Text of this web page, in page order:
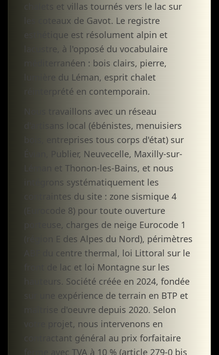
chalets et villas tournés vers le lac sur
les coteaux de Gavot. Le registre
esthétique est résolument alpin et
lacustre, à l'opposé du vocabulaire
méditerranéen : bois clairs, pierre,
lumière du Léman, esprit chalet
réinterprété en contemporain.
Nous travaillons avec un réseau
d'artisans local (ébénistes, menuisiers
bois, entreprises tous corps d'état) sur
Évian, Publier, Neuvecelle, Maxilly-sur-
Léman et Thonon-les-Bains, et nous
intégrons systématiquement les
contraintes du site : zone sismique 4
(Eurocode 8) pour toute ouverture
porteuse, charges de neige Eurocode 1
(région E des Alpes du Nord), périmètres
ABF du centre thermal, loi Littoral sur le
front de lac et loi Montagne sur les
hauteurs. Société créée en 2024, fondée
sur une expérience de terrain en BTP et
maîtrise d'oeuvre depuis 2020. Selon
votre projet, nous intervenons en
contractant général au prix forfaitaire
ferme avec TVA à 10 % (article 279-0 bis